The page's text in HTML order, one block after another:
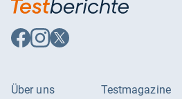
Auf
Facebook
Auf
Instagram
Auf
X
Über uns
Testmagazine